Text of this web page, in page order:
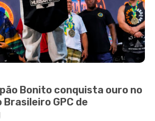
Bonito conquista ouro no
GPC de